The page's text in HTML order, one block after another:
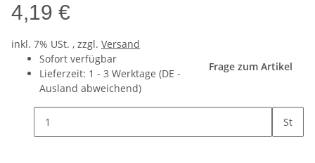
4,19 €
inkl. 7% USt. , zzgl. Versand
Sofort verfügbar
Lieferzeit: 1 - 3 Werktage (DE -
Ausland abweichend)
Frage zum Artikel
St